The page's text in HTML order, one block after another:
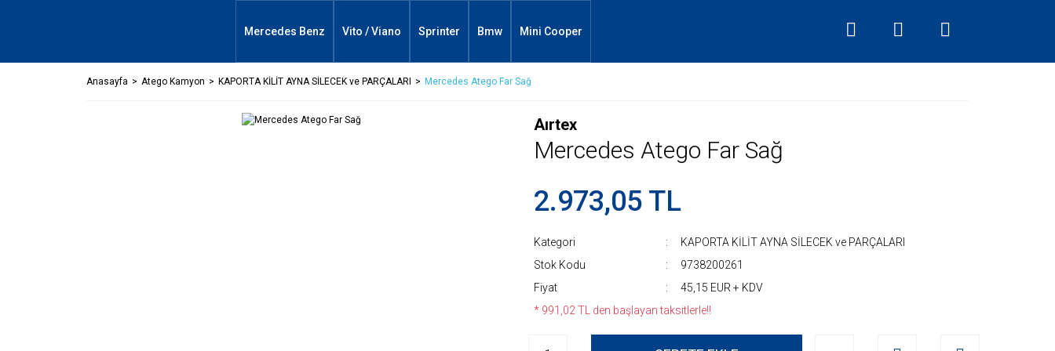
Mercedes Benz Vito / Viano Sprinter Bmw Mini Cooper
Anasayfa Atego Kamyon KAPORTA KİLİT AYNA SİLECEK ve PARÇALARI Mercedes Atego Far Sağ
Aırtex
Mercedes Atego Far Sağ
2.973,05 TL
Kategori
KAPORTA KİLİT AYNA SİLECEK ve PARÇALARI
Stok Kodu
9738200261
Fiyat
45,15 EUR + KDV
* 991,02 TL den başlayan taksitlerle!!